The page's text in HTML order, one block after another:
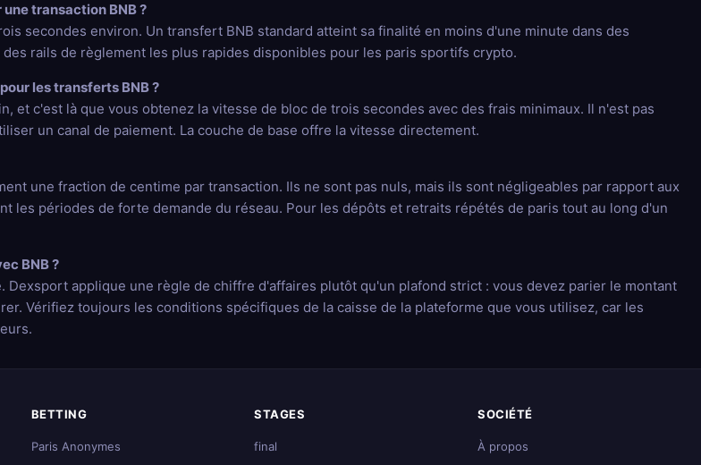
transaction BNB ?
secondes environ. Un transfert BNB standard atteint sa finalité en moins d'une minute dans des
rails de règlement les plus rapides disponibles pour les paris sportifs crypto.
les transferts BNB ?
et c'est là que vous obtenez la vitesse de bloc de trois secondes avec des frais minimaux. Il n'est pas
un canal de paiement. La couche de base offre la vitesse directement.
une fraction de centime par transaction. Ils ne sont pas nuls, mais ils sont négligeables par rapport aux
les périodes de forte demande du réseau. Pour les dépôts et retraits répétés de paris tout au long d'un
BNB ?
Dexsport applique une règle de chiffre d'affaires plutôt qu'un plafond strict : vous devez parier le montant
Vérifiez toujours les conditions spécifiques de la caisse de la plateforme que vous utilisez, car les
BETTING
Paris Anonymes
STAGES
final
SOCIÉTÉ
À propos